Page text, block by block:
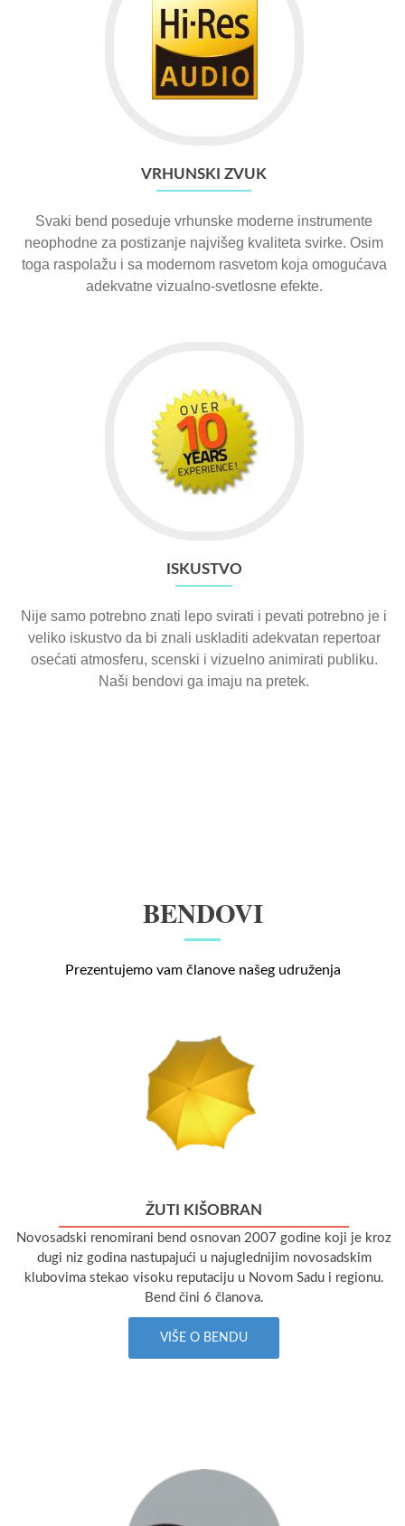
VRHUNSKI ZVUK
Svaki bend poseduje vrhunske moderne instrumente
neophodne za postizanje najvišeg kvaliteta svirke. Osim
toga raspolažu i sa modernom rasvetom koja omogućava
adekvatne vizualno-svetlosne efekte.
ISKUSTVO
Nije samo potrebno znati lepo svirati i pevati potrebno je i
veliko iskustvo da bi znali uskladiti adekvatan repertoar
osećati atmosferu, scenski i vizuelno animirati publiku.
Naši bendovi ga imaju na pretek.
BENDOVI
Prezentujemo vam članove našeg udruženja
ŽUTI KIŠOBRAN
Novosadski renomirani bend osnovan 2007 godine koji je kroz
dugi niz godina nastupajući u najuglednijim novosadskim
klubovima stekao visoku reputaciju u Novom Sadu i regionu.
Bend čini 6 članova.
VIŠE O BENDU